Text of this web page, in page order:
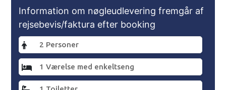
Information om nøgleudlevering fremgår af
rejsebevis/faktura efter booking
2 Personer
1 Værelse med enkeltseng